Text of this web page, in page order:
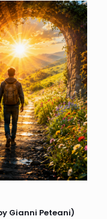
Gianni Peteani)